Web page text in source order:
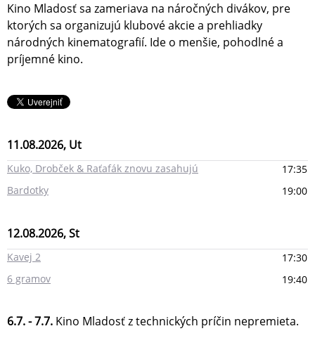
Kino Mladosť sa zameriava na náročných divákov, pre
ktorých sa organizujú klubové akcie a prehliadky
národných kinematografií. Ide o menšie, pohodlné a
príjemné kino.
11.08.2026, Ut
Kuko, Drobček & Raťafák znovu zasahujú
17:35
Bardotky
19:00
12.08.2026, St
Kavej 2
17:30
6 gramov
19:40
6.7. - 7.7. Kino Mladosť z technických príčin nepremieta.